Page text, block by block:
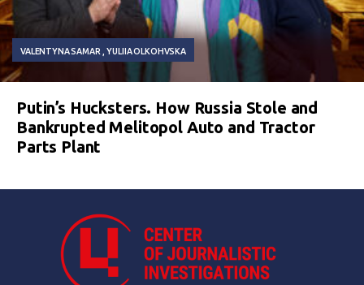
VALENTYNA SAMAR YULIIA OLKOHVSKA
Putin’s Hucksters. How Russia Stole and
Bankrupted Melitopol Auto and Tractor
Parts Plant